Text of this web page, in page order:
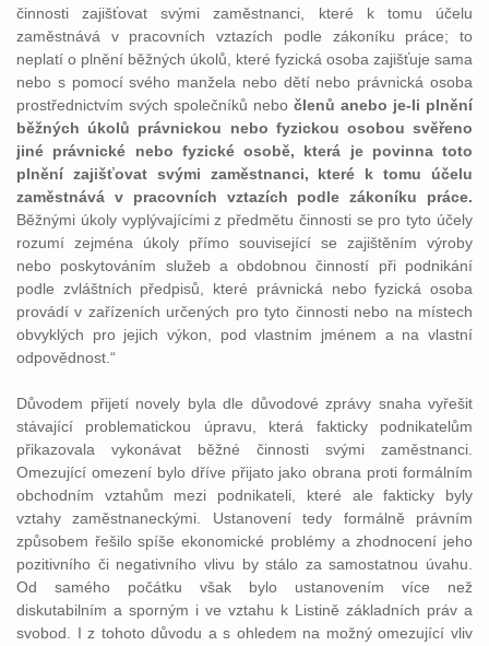
činnosti zajišťovat svými zaměstnanci, které k tomu účelu
zaměstnává v pracovních vztazích podle zákoníku práce; to
neplatí o plnění běžných úkolů, které fyzická osoba zajišťuje sama
nebo s pomocí svého manžela nebo dětí nebo právnická osoba
prostřednictvím svých společníků nebo členů anebo je-li plnění
běžných úkolů právnickou nebo fyzickou osobou svěřeno
jiné právnické nebo fyzické osobě, která je povinna toto
plnění zajišťovat svými zaměstnanci, které k tomu účelu
zaměstnává v pracovních vztazích podle zákoníku práce.
Běžnými úkoly vyplývajícími z předmětu činnosti se pro tyto účely
rozumí zejména úkoly přímo související se zajištěním výroby
nebo poskytováním služeb a obdobnou činností při podnikání
podle zvláštních předpisů, které právnická nebo fyzická osoba
provádí v zařízeních určených pro tyto činnosti nebo na místech
obvyklých pro jejich výkon, pod vlastním jménem a na vlastní
odpovědnost.“
Důvodem přijetí novely byla dle důvodové zprávy snaha vyřešit
stávající problematickou úpravu, která fakticky podnikatelům
přikazovala vykonávat běžné činnosti svými zaměstnanci.
Omezující omezení bylo dříve přijato jako obrana proti formálním
obchodním vztahům mezi podnikateli, které ale fakticky byly
vztahy zaměstnaneckými. Ustanovení tedy formálně právním
způsobem řešilo spíše ekonomické problémy a zhodnocení jeho
pozitivního či negativního vlivu by stálo za samostatnou úvahu.
Od samého počátku však bylo ustanovením více než
diskutabilním a sporným i ve vztahu k Listině základních práv a
svobod. I z tohoto důvodu a s ohledem na možný omezující vliv